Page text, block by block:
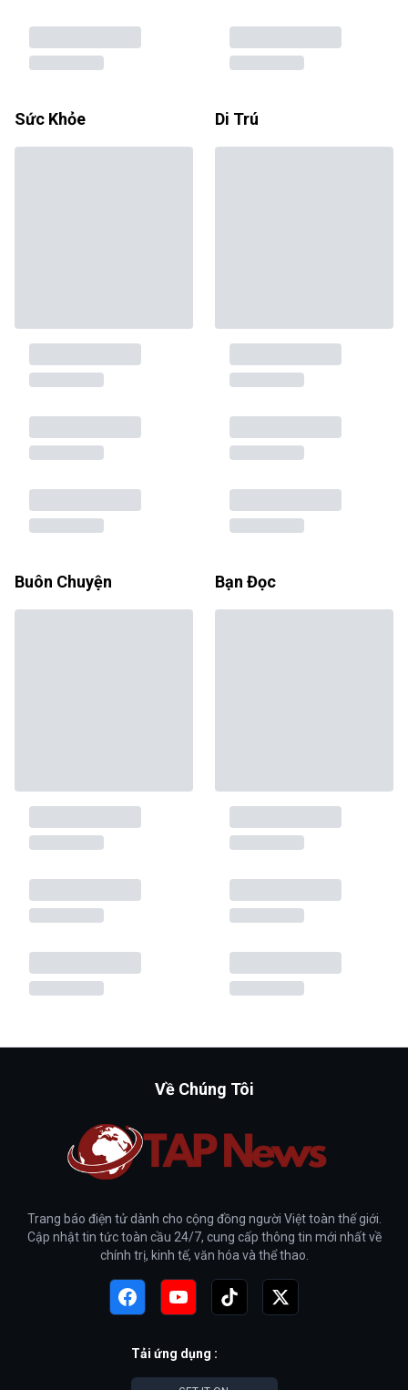
Sức Khỏe Di Trú
Buôn Chuyện Bạn Đọc
Về Chúng Tôi
Trang báo điện tử dành cho cộng đồng người Việt toàn thế giới.
Cập nhật tin tức toàn cầu 24/7, cung cấp thông tin mới nhất về
chính trị, kinh tế, văn hóa và thể thao.
Tải ứng dụng :